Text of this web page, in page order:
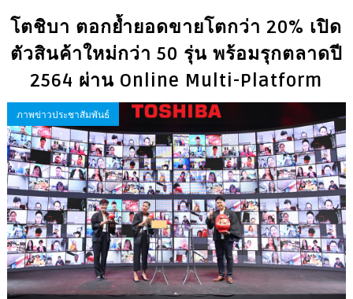
โตชิบา ตอกย้ำยอดขายโตกว่า 20% เปิด
ตัวสินค้าใหม่กว่า 50 รุ่น พร้อมรุกตลาดปี
2564 ผ่าน Online Multi-Platform
ภาพข่าวประชาสัมพันธ์